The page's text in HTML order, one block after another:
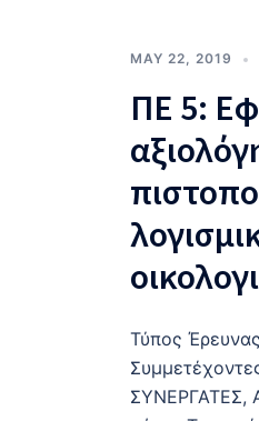
MAY 22, 2019
ΠΕ 5:
Τύπος
ΣΥΝΕΡΓΑΤΕΣ,